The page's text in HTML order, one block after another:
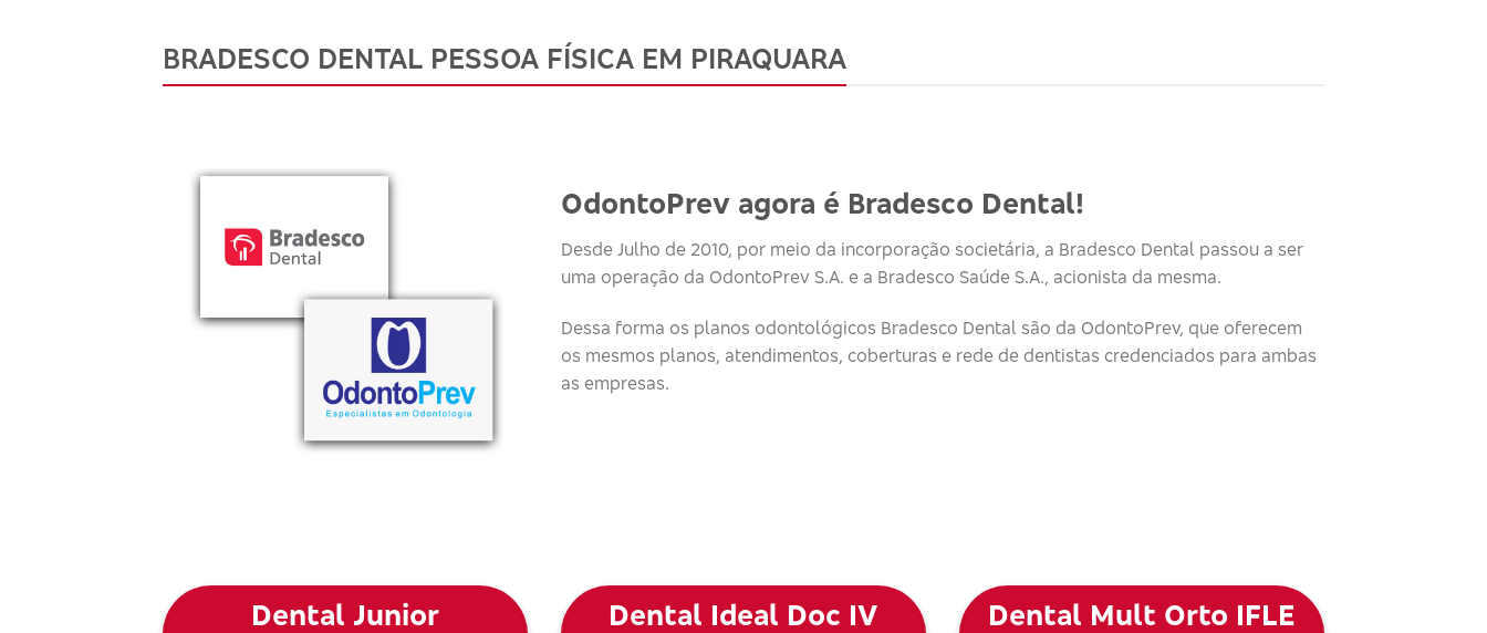
BRADESCO DENTAL PESSOA FÍSICA EM PIRAQUARA
OdontoPrev agora é Bradesco Dental!
Desde Julho de 2010, por meio da incorporação societária, a Bradesco Dental passou a ser
uma operação da OdontoPrev S.A. e a Bradesco Saúde S.A., acionista da mesma.
Dessa forma os planos odontológicos Bradesco Dental são da OdontoPrev, que oferecem
os mesmos planos, atendimentos, coberturas e rede de dentistas credenciados para ambas
as empresas.
Dental Junior
Dental Ideal Doc IV
Dental Mult Orto IFLE